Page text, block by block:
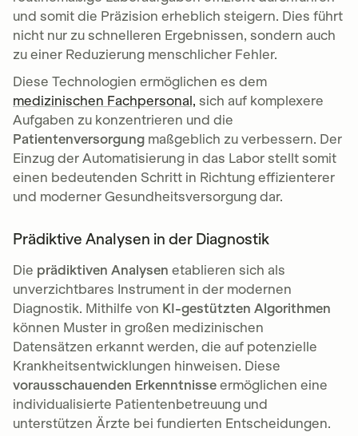
und somit die Präzision erheblich steigern. Dies führt
nicht nur zu schnelleren Ergebnissen, sondern auch
zu einer Reduzierung menschlicher Fehler.
Diese Technologien ermöglichen es dem
medizinischen Fachpersonal, sich auf komplexere
Aufgaben zu konzentrieren und die
Patientenversorgung maßgeblich zu verbessern. Der
Einzug der Automatisierung in das Labor stellt somit
einen bedeutenden Schritt in Richtung effizienterer
und moderner Gesundheitsversorgung dar.
Prädiktive Analysen in der Diagnostik
Die prädiktiven Analysen etablieren sich als
unverzichtbares Instrument in der modernen
Diagnostik. Mithilfe von KI-gestützten Algorithmen
können Muster in großen medizinischen
Datensätzen erkannt werden, die auf potenzielle
Krankheitsentwicklungen hinweisen. Diese
vorausschauenden Erkenntnisse ermöglichen eine
individualisierte Patientenbetreuung und
unterstützen Ärzte bei fundierten Entscheidungen.